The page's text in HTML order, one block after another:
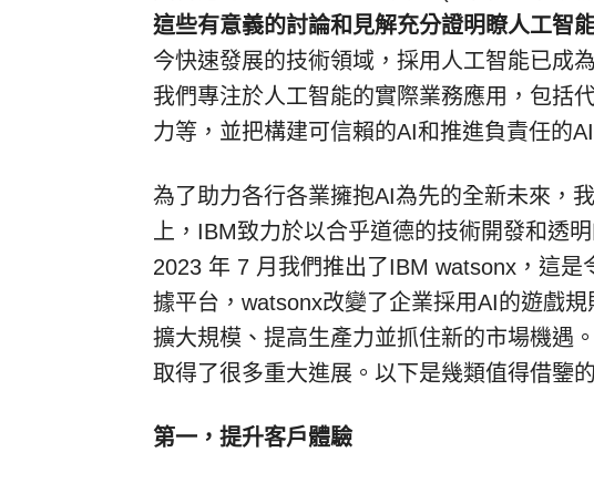
這些有意義的討論和見解充分證明瞭人工智
今快速發展的技術領域，採用人工智能已成
我們專注於人工智能的實際業務應用，包括
力等，並把構建可信賴的AI和推進負責任的
為了助力各行各業擁抱AI為先的全新未來，
上，IBM致力於以合乎道德的技術開發和透
2023 年 7 月我們推出了IBM watsonx，這
據平台，watsonx改變了企業採用AI的遊戲
擴大規模、提高生產力並抓住新的市場機遇
取得了很多重大進展。以下是幾類值得借鑒
第一，提升客戶體驗